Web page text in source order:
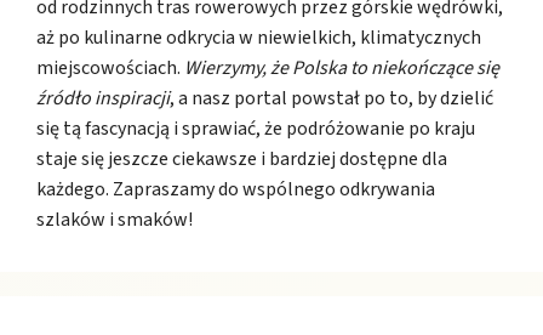
od rodzinnych tras rowerowych przez górskie wędrówki,
aż po kulinarne odkrycia w niewielkich, klimatycznych
miejscowościach. Wierzymy, że Polska to niekończące się
źródło inspiracji, a nasz portal powstał po to, by dzielić
się tą fascynacją i sprawiać, że podróżowanie po kraju
staje się jeszcze ciekawsze i bardziej dostępne dla
każdego. Zapraszamy do wspólnego odkrywania
szlaków i smaków!